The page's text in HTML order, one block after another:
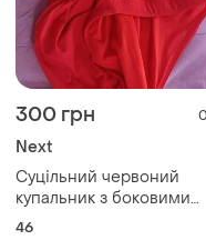
300 грн 0
Next
Суцільний червоний
купальник з боковими
вирізами
46